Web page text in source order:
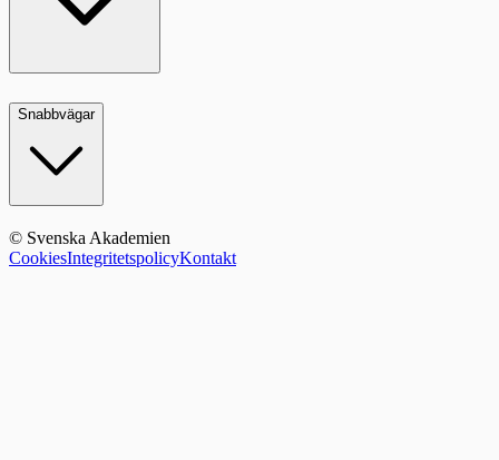
Snabbvägar
© Svenska Akademien
CookiesIntegritetspolicyKontakt